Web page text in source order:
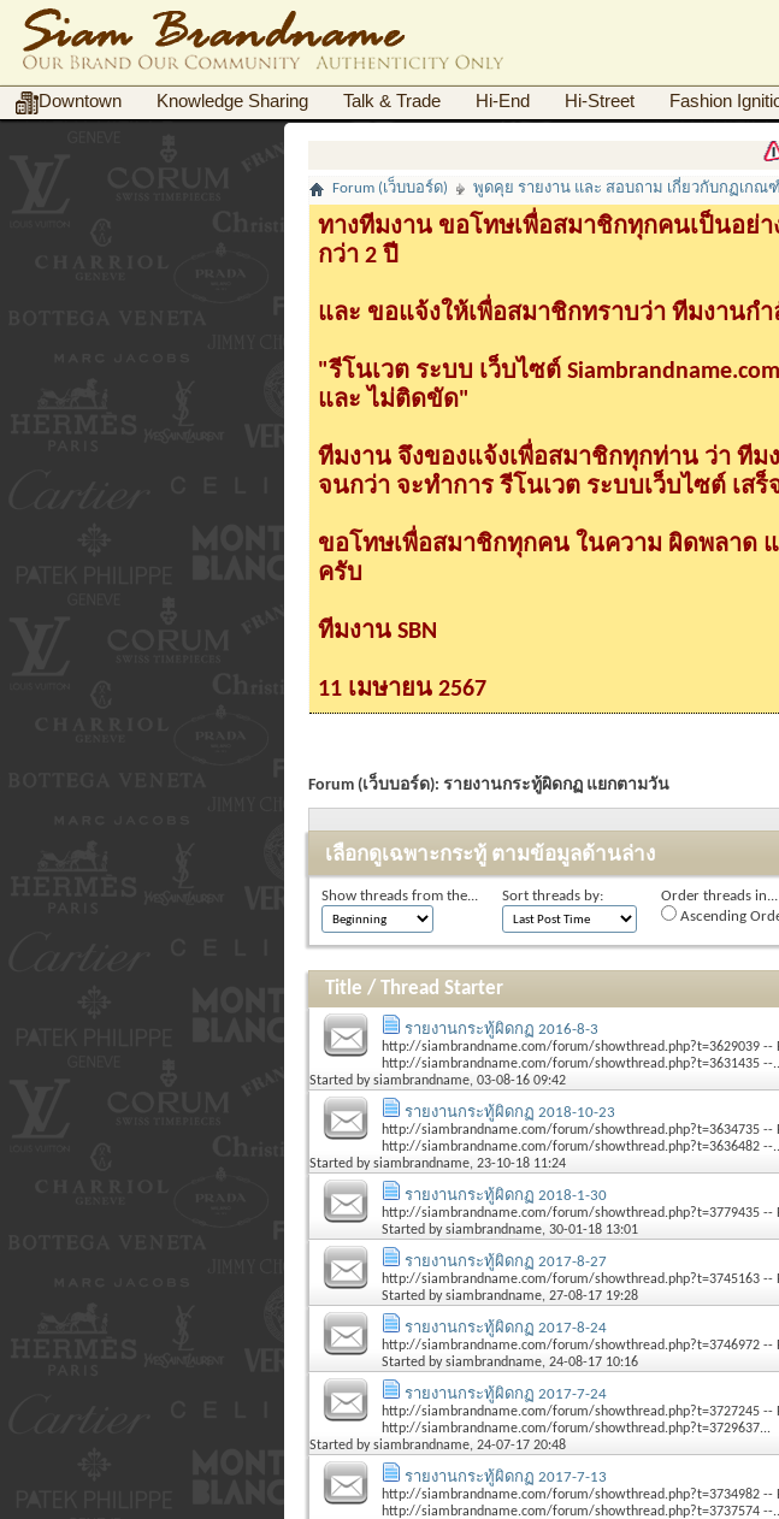
Downtown Knowledge Sharing Talk & Trade Hi-End Hi-Street Fashion
กรณีฉ้
Forum (เว็บบอร์ด) พูดคุย รายงาน และ สอบถาม เกี่ยวกับกฏเกณ
ทางทีมงาน ขอโทษเพื่อสมาชิกทุกคนเป็นอย่า
กว่า 2 ปี
และ ขอแจ้งให้เพื่อสมาชิกทราบว่า ทีมงานกำ
"รีโนเวต ระบบ เว็บไซต์
และ ไม่ติดขัด"
ทีมงาน จึงของแจ้งเพื่อสมาชิกทุกท่าน ว่า ทีม
จนกว่า จะทำการ รีโนเวต ระบบเว็บไซต์ เสร็
ขอโทษเพื่อสมาชิกทุกคน ในความ ผิดพลาด
ครับ
ทีมงาน SBN
11 เมษายน 2567
Forum (เว็บบอร์ด): รายงานกระทู้ผิดกฏ แยกตามวัน
เลือกดูเฉพาะกระทู้ ตามข้อมูลด้านล่าง
Show threads from the... Sort threads by:
Order threads in...
Ascending
Title / Thread Starter
รายงานกระทู้ผิดกฏ 2016-8-3
http://siambrandname.com/forum/showthread.php?t=3629039 --
http://siambrandname.com/forum/showthread.php?t=3631435 --
Started bysiambrandname, 03-08-16 09:42
รายงานกระทู้ผิดกฏ 2018-10-23
http://siambrandname.com/forum/showthread.php?t=3634735 --
http://siambrandname.com/forum/showthread.php?t=3636482 --
Started bysiambrandname, 23-10-18 11:24
รายงานกระทู้ผิดกฏ 2018-1-30
http://siambrandname.com/forum/showthread.php?t=3779435 --
Started bysiambrandname, 30-01-18 13:01
รายงานกระทู้ผิดกฏ 2017-8-27
http://siambrandname.com/forum/showthread.php?t=3745163 --
Started bysiambrandname, 27-08-17 19:28
รายงานกระทู้ผิดกฏ 2017-8-24
http://siambrandname.com/forum/showthread.php?t=3746972 --
Started bysiambrandname, 24-08-17 10:16
รายงานกระทู้ผิดกฏ 2017-7-24
http://siambrandname.com/forum/showthread.php?t=3727245 --
http://siambrandname.com/forum/showthread.php?t=3729637...
Started bysiambrandname, 24-07-17 20:48
รายงานกระทู้ผิดกฏ 2017-7-13
http://siambrandname.com/forum/showthread.php?t=3734982 --
http://siambrandname.com/forum/showthread.php?t=3737574 --